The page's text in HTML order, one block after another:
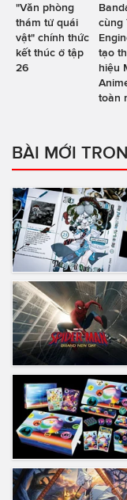
"Văn phòng
thám tử quái
vật" chính thức
kết thúc ở tập
26
cùng
tạo
hiệu
toàn
BÀI MỚI